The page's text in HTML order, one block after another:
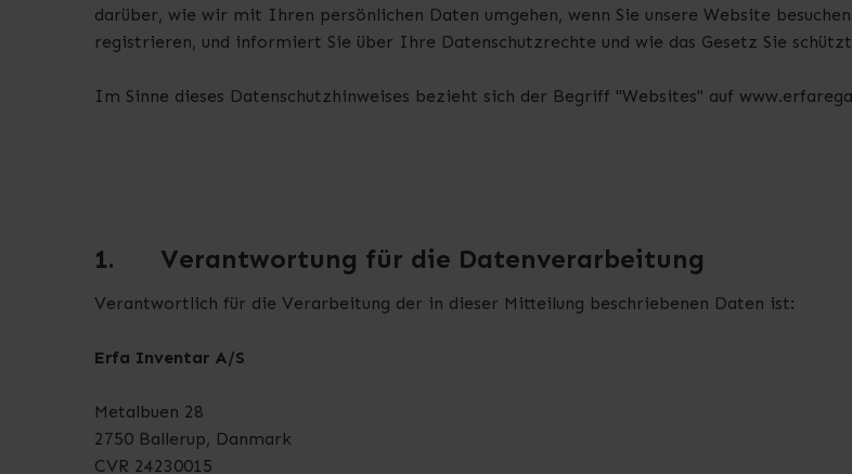
darüber, wie wir mit Ihren persönlichen Daten umgehen, wenn Sie unsere Website
registrieren, und informiert Sie über Ihre Datenschutzrechte und wie das Gesetz Sie
Im Sinne dieses Datenschutzhinweises bezieht sich der Begriff "Websites" auf
1. Verantwortung für die Datenverarbeitung
Verantwortlich für die Verarbeitung der in dieser Mitteilung beschriebenen Daten ist:
Erfa Inventar A/S
Metalbuen 28
2750 Ballerup, Danmark
CVR 24230015